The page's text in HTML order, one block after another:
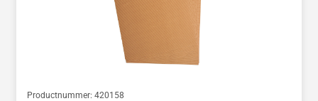
Productnummer: 420158